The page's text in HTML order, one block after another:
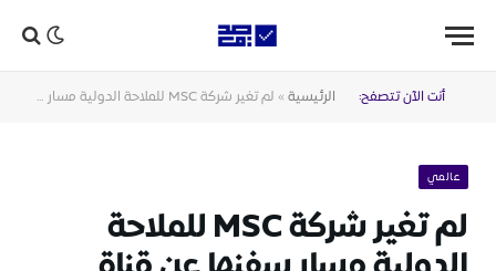
أنت الآن تتصفح: الرئيسية » لم تغير شركة MSC للملاحة الدولية مسار سفنها عن قناة السويس
عالمي
لم تغير شركة MSC للملاحة